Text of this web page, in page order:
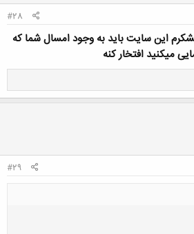
#28
این سایت باید به وجود امسال شما که
میکنید افتخار کنه
#29